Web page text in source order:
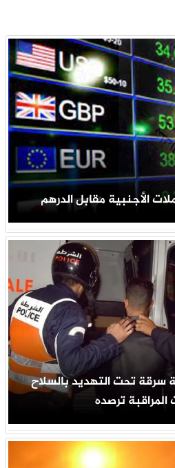
الأجنبية مقابل الدرهم
سرقة تحت التهديد بالسلاح
المراقبة ترصده